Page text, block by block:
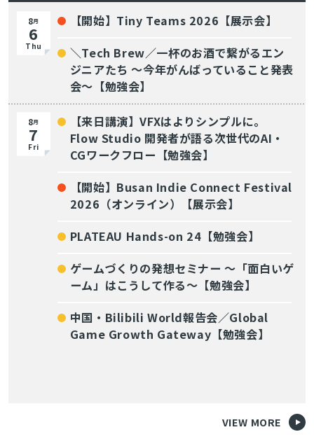
8月
6
Thu
【開始】Tiny Teams 2026【展示会】
＼Tech Brew／一杯のお酒で繋がるエン
ジニアたち 〜今年がんばっていること発表
会〜【勉強会】
8月
7
Fri
【来日講演】VFXはよりシンプルに。
Flow Studio 開発者が語る次世代のAI・
CGワークフロー【勉強会】
【開始】Busan Indie Connect Festival
2026（オンライン）【展示会】
PLATEAU Hands-on 24【勉強会】
ゲームづくりの発想セミナー ～「面白いゲ
ーム」はこうして作る～【勉強会】
中国・Bilibili World報告会／Global
Game Growth Gateway【勉強会】
VIEW MORE